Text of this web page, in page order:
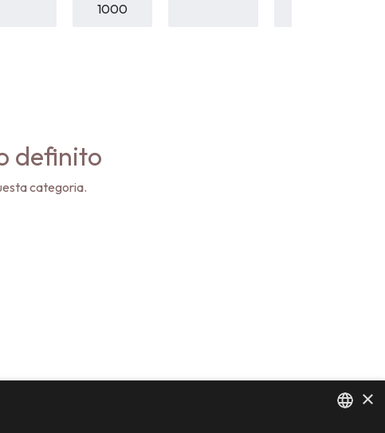
1000
definito
categoria.
×